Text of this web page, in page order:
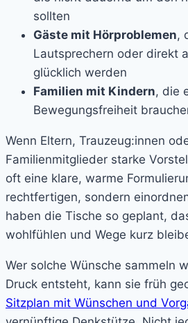
sollten
Gäste mit Hörproblemen,
Lautsprechern oder direkt
glücklich werden
Familien mit Kindern, die
Bewegungsfreiheit
Wenn Eltern, Trauzeug:innen
Familienmitglieder starke
oft eine klare, warme
rechtfertigen, sondern
haben die Tische so geplant,
wohlfühlen und Wege kurz
Wer solche Wünsche sammeln
Druck entsteht, kann sie früh
Sitzplan mit Wünschen und